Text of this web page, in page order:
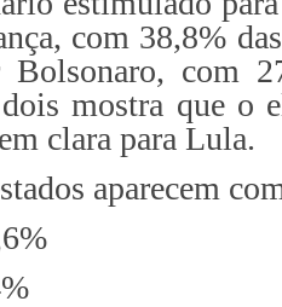
com 38,8%
Bolsonaro, com
mostra que o
clara para Lula.
aparecem